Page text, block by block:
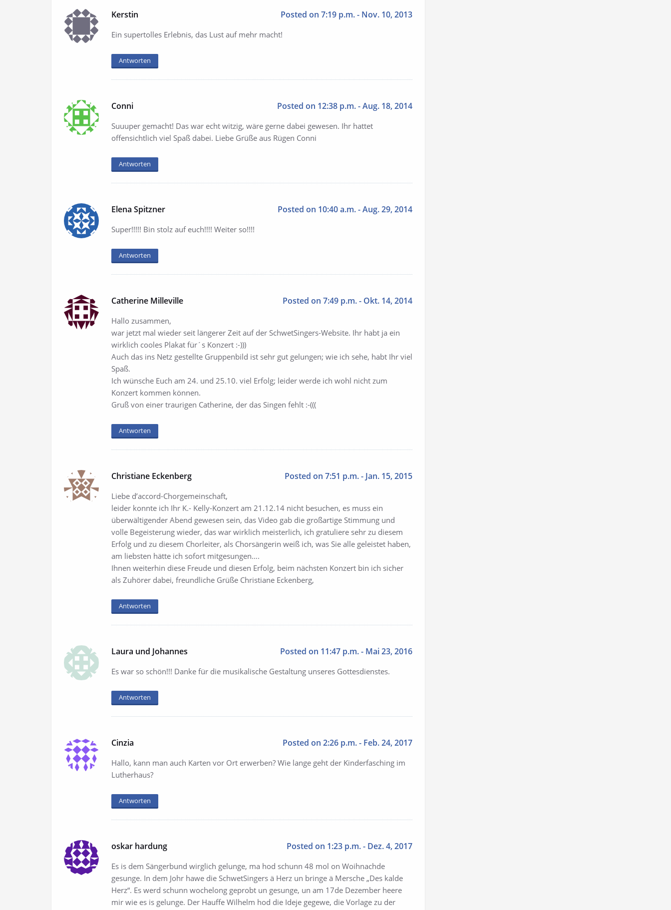
Kerstin Posted on 7:19 p.m. - Nov. 10, 2013
Ein supertolles Erlebnis, das Lust auf mehr macht!
Antworten
Conni Posted on 12:38 p.m. - Aug. 18, 2014
Suuuper gemacht! Das war echt witzig, wäre gerne dabei gewesen. Ihr hattet
offensichtlich viel Spaß dabei. Liebe Grüße aus Rügen Conni
Antworten
Elena Spitzner Posted on 10:40 a.m. - Aug. 29, 2014
Super!!!!! Bin stolz auf euch!!!! Weiter so!!!!
Antworten
Catherine Milleville Posted on 7:49 p.m. - Okt. 14, 2014
Hallo zusammen,
war jetzt mal wieder seit längerer Zeit auf der SchwetSingers-Website. Ihr habt ja ein
wirklich cooles Plakat für´s Konzert :-)))
Auch das ins Netz gestellte Gruppenbild ist sehr gut gelungen; wie ich sehe, habt Ihr viel
Spaß.
Ich wünsche Euch am 24. und 25.10. viel Erfolg; leider werde ich wohl nicht zum
Konzert kommen können.
Gruß von einer traurigen Catherine, der das Singen fehlt :-(((
Antworten
Christiane Eckenberg Posted on 7:51 p.m. - Jan. 15, 2015
Liebe d’accord-Chorgemeinschaft,
leider konnte ich Ihr K.- Kelly-Konzert am 21.12.14 nicht besuchen, es muss ein
überwältigender Abend gewesen sein, das Video gab die großartige Stimmung und
volle Begeisterung wieder, das war wirklich meisterlich, ich gratuliere sehr zu diesem
Erfolg und zu diesem Chorleiter, als Chorsängerin weiß ich, was Sie alle geleistet haben,
am liebsten hätte ich sofort mitgesungen….
Ihnen weiterhin diese Freude und diesen Erfolg, beim nächsten Konzert bin ich sicher
als Zuhörer dabei, freundliche Grüße Christiane Eckenberg,
Antworten
Laura und Johannes Posted on 11:47 p.m. - Mai 23, 2016
Es war so schön!!! Danke für die musikalische Gestaltung unseres Gottesdienstes.
Antworten
Cinzia Posted on 2:26 p.m. - Feb. 24, 2017
Hallo, kann man auch Karten vor Ort erwerben? Wie lange geht der Kinderfasching im
Lutherhaus?
Antworten
oskar hardung Posted on 1:23 p.m. - Dez. 4, 2017
Es is dem Sängerbund wirglich gelunge, ma hod schunn 48 mol on Woihnachde
gesunge. In dem Johr hawe die SchwetSingers ä Herz un bringe ä Mersche „Des kalde
Herz“. Es werd schunn wochelong geprobt un gesunge, un am 17de Dezember heere
mir wie es is gelunge. Der Hauffe Wilhelm hod die Ideje gegewe, die Vorlage zu der